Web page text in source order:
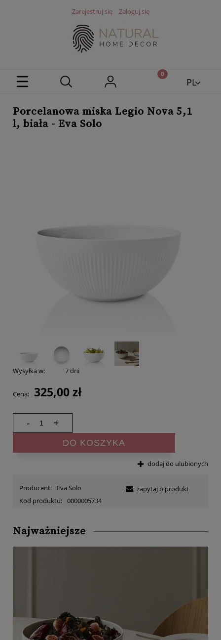
Zarejestruj się Zaloguj się
PL
Porcelanowa miska Legio Nova 5,1
l, biała - Eva Solo
Wysyłka w: 7 dni
Cena: 325,00 zł
- +
DO KOSZYKA
dodaj do ulubionych
Producent:
Eva Solo
Kod produktu: 0000005734
zapytaj o produkt
Najważniejsze